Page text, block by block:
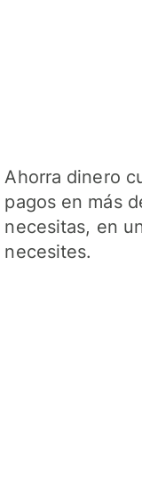
Ahorra dinero
pagos en más
necesitas, en
necesites.